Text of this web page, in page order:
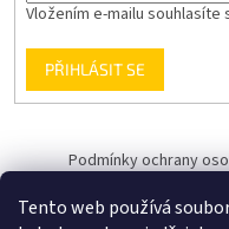
Tento web používá
Vložením e-mailu souhlasíte
PŘIHLÁSIT SE
Podmínky ochrany